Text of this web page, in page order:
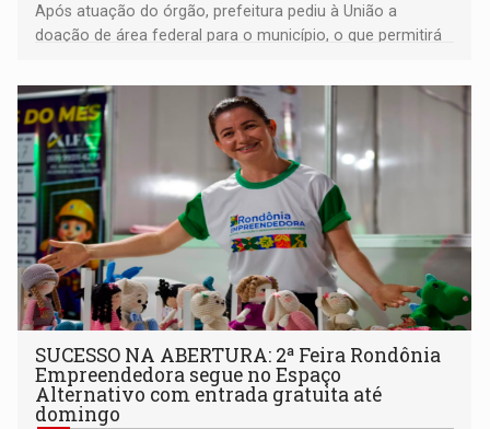
Após atuação do órgão, prefeitura pediu à União a
doação de área federal para o município, o que permitirá
SUCESSO NA ABERTURA: 2ª Feira Rondônia
Empreendedora segue no Espaço
Alternativo com entrada gratuita até
domingo